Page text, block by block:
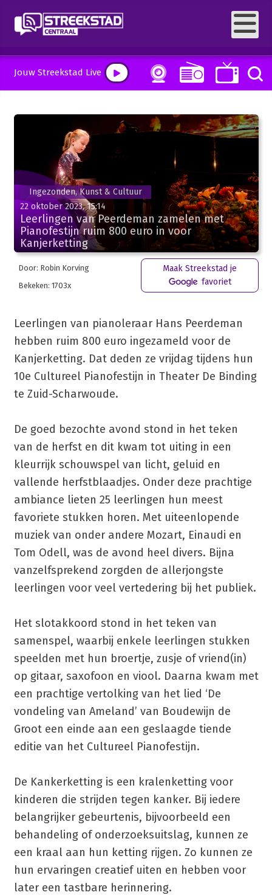
Jouw Streekstad Live
Ingezonden, Kunst & Cultuur
22 oktober 2023, 15:14
Leerlingen van Peerdeman zamelen met
Pianofestijn ruim 800 euro in voor
Kanjerketting
Door: Robin Korving
Bekeken: 1703x
Maak Streekstad je
favoriet
Leerlingen van pianoleraar Hans Peerdeman
hebben ruim 800 euro ingezameld voor de
Kanjerketting. Dat deden ze vrijdag tijdens hun
10e Cultureel Pianofestijn in Theater De Binding
te Zuid-Scharwoude.
De goed bezochte avond stond in het teken
van de herfst en dit kwam tot uiting in een
kleurrijk schouwspel van licht, geluid en
vallende herfstblaadjes. Onder deze prachtige
ambiance lieten 25 leerlingen hun meest
favoriete stukken horen. Met uiteenlopende
muziek van onder andere Mozart, Einaudi en
Tom Odell, was de avond heel divers. Bijna
vanzelfsprekend zorgden de allerjongste
leerlingen voor veel vertedering bij het publiek.
Het slotakkoord stond in het teken van
samenspel, waarbij enkele leerlingen stukken
speelden met hun broertje, zusje of vriend(in)
op gitaar, saxofoon en viool. Daarna kwam met
een prachtige vertolking van het lied ‘De
vondeling van Ameland’ van Boudewijn de
Groot een einde aan een geslaagde tiende
editie van het Cultureel Pianofestijn.
De Kankerketting is een kralenketting voor
kinderen die strijden tegen kanker. Bij iedere
belangrijker gebeurtenis, bijvoorbeeld een
behandeling of onderzoeksuitslag, kunnen ze
een kraal aan hun ketting rijgen. Zo kunnen ze
hun ervaringen creatief uiten en hebben voor
later een tastbare herinnering.